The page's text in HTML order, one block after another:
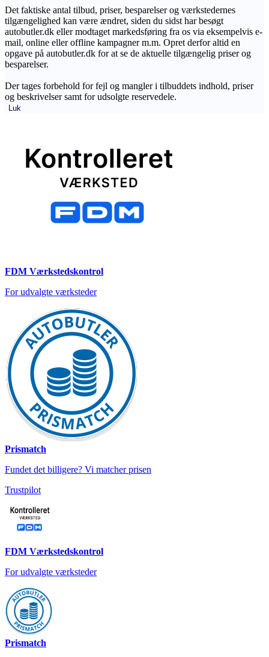
Det faktiske antal tilbud, priser, besparelser og værkstedernes
tilgængelighed kan være ændret, siden du sidst har besøgt
autobutler.dk eller modtaget markedsføring fra os via eksempelvis e-
mail, online eller offline kampagner m.m. Opret derfor altid en
opgave på autobutler.dk for at se de aktuelle tilgængelig priser og
besparelser.
Der tages forbehold for fejl og mangler i tilbuddets indhold, priser
og beskrivelser samt for udsolgte reservedele.
Luk
FDM Værkstedskontrol
For udvalgte værksteder
Prismatch
Fundet det billigere? Vi matcher prisen
Trustpilot
FDM Værkstedskontrol
For udvalgte værksteder
Prismatch